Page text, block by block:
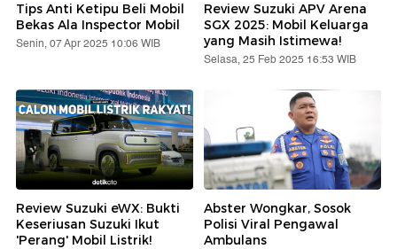
Tips Anti Ketipu Beli Mobil
Bekas Ala Inspector Mobil
Senin, 07 Apr 2025 10:06 WIB
Review Suzuki APV Arena
SGX 2025: Mobil Keluarga
yang Masih Istimewa!
Selasa, 25 Feb 2025 16:53 WIB
Review Suzuki eWX: Bukti
Keseriusan Suzuki Ikut
'Perang' Mobil Listrik!
Abster Wongkar, Sosok
Polisi Viral Pengawal
Ambulans